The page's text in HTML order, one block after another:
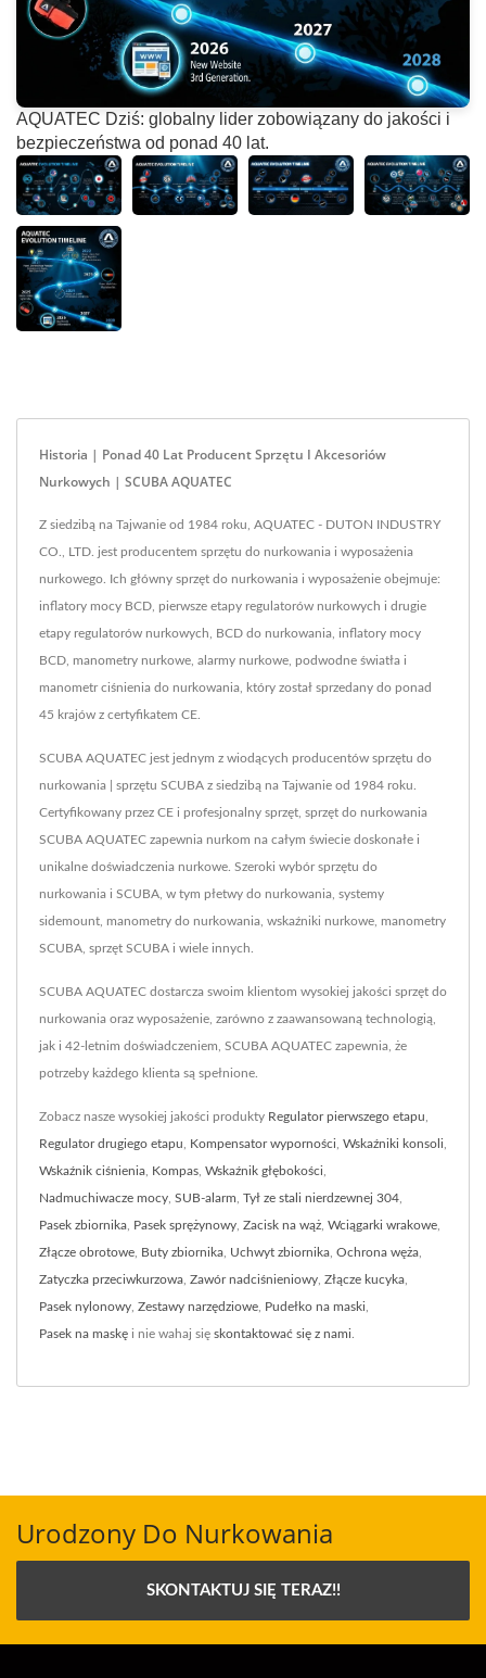
AQUATEC Dziś: globalny lider zobowiązany do jakości i
bezpieczeństwa od ponad 40 lat.
Historia | Ponad 40 Lat Producent Sprzętu I Akcesoriów
Nurkowych | SCUBA AQUATEC
Z siedzibą na Tajwanie od 1984 roku, AQUATEC - DUTON INDUSTRY
CO., LTD. jest producentem sprzętu do nurkowania i wyposażenia
nurkowego. Ich główny sprzęt do nurkowania i wyposażenie obejmuje:
inflatory mocy BCD, pierwsze etapy regulatorów nurkowych i drugie
etapy regulatorów nurkowych, BCD do nurkowania, inflatory mocy
BCD, manometry nurkowe, alarmy nurkowe, podwodne światła i
manometr ciśnienia do nurkowania, który został sprzedany do ponad
45 krajów z certyfikatem CE.
SCUBA AQUATEC jest jednym z wiodących producentów sprzętu do
nurkowania | sprzętu SCUBA z siedzibą na Tajwanie od 1984 roku.
Certyfikowany przez CE i profesjonalny sprzęt, sprzęt do nurkowania
SCUBA AQUATEC zapewnia nurkom na całym świecie doskonałe i
unikalne doświadczenia nurkowe. Szeroki wybór sprzętu do
nurkowania i SCUBA, w tym płetwy do nurkowania, systemy
sidemount, manometry do nurkowania, wskaźniki nurkowe, manometry
SCUBA, sprzęt SCUBA i wiele innych.
SCUBA AQUATEC dostarcza swoim klientom wysokiej jakości sprzęt do
nurkowania oraz wyposażenie, zarówno z zaawansowaną technologią,
jak i 42-letnim doświadczeniem, SCUBA AQUATEC zapewnia, że
potrzeby każdego klienta są spełnione.
Zobacz nasze wysokiej jakości produkty Regulator pierwszego etapu
Regulator drugiego etapu Kompensator wyporności Wskaźniki konsoli
Wskaźnik ciśnienia Kompas Wskaźnik głębokości
Nadmuchiwacze mocy SUB-alarm Tył ze stali nierdzewnej 304
Pasek zbiornika Pasek sprężynowy Zacisk na wąż Wciągarki wrakowe
Złącze obrotowe Buty zbiornika Uchwyt zbiornika Ochrona węża
Zatyczka przeciwkurzowa Zawór nadciśnieniowy Złącze kucyka
Pasek nylonowy Zestawy narzędziowe Pudełko na maski
Pasek na maskę i nie wahaj się skontaktować się z nami
Urodzony Do Nurkowania
SKONTAKTUJ SIĘ TERAZ!!